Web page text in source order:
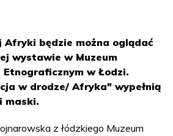
Afryki będzie można oglądać
wystawie w Muzeum
Etnograficznym w Łodzi.
w drodze/ Afryka" wypełnią
maski.
z łódzkiego Muzeum